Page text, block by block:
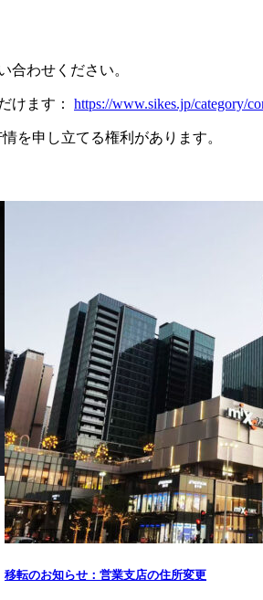
合わせください。
けます： https://www.sikes.jp/category/
を申し立てる権利があります。
移転のお知らせ：営業支店の住所変更